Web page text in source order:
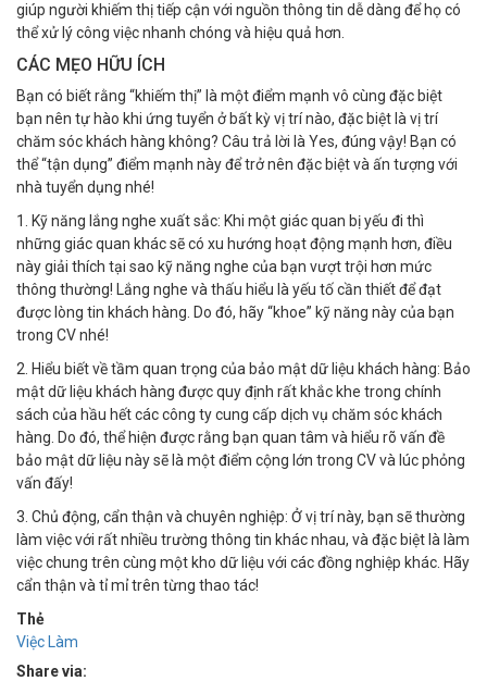
giúp người khiếm thị tiếp cận với nguồn thông tin dễ dàng để họ có
thể xử lý công việc nhanh chóng và hiệu quả hơn.
CÁC MẸO HỮU ÍCH
Bạn có biết rằng “khiếm thị” là một điểm mạnh vô cùng đặc biệt
bạn nên tự hào khi ứng tuyển ở bất kỳ vị trí nào, đặc biệt là vị trí
chăm sóc khách hàng không? Câu trả lời là Yes, đúng vậy! Bạn có
thể “tận dụng” điểm mạnh này để trở nên đặc biệt và ấn tượng với
nhà tuyển dụng nhé!
1. Kỹ năng lắng nghe xuất sắc: Khi một giác quan bị yếu đi thì
những giác quan khác sẽ có xu hướng hoạt động mạnh hơn, điều
này giải thích tại sao kỹ năng nghe của bạn vượt trội hơn mức
thông thường! Lắng nghe và thấu hiểu là yếu tố cần thiết để đạt
được lòng tin khách hàng. Do đó, hãy “khoe” kỹ năng này của bạn
trong CV nhé!
2. Hiểu biết về tầm quan trọng của bảo mật dữ liệu khách hàng: Bảo
mật dữ liệu khách hàng được quy định rất khắc khe trong chính
sách của hầu hết các công ty cung cấp dịch vụ chăm sóc khách
hàng. Do đó, thể hiện được rằng bạn quan tâm và hiểu rõ vấn đề
bảo mật dữ liệu này sẽ là một điểm cộng lớn trong CV và lúc phỏng
vấn đấy!
3. Chủ động, cẩn thận và chuyên nghiệp: Ở vị trí này, bạn sẽ thường
làm việc với rất nhiều trường thông tin khác nhau, và đặc biệt là làm
việc chung trên cùng một kho dữ liệu với các đồng nghiệp khác. Hãy
cẩn thận và tỉ mỉ trên từng thao tác!
Thẻ
Việc Làm
Share via: